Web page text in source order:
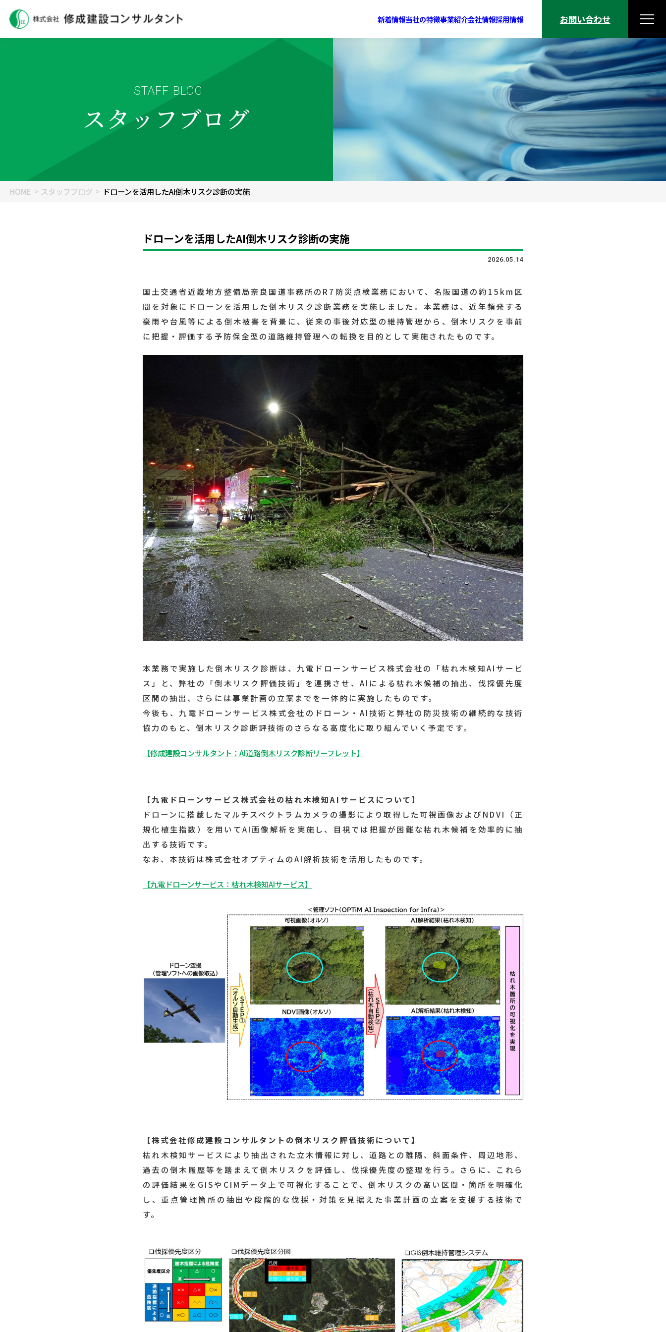
新着情報当社の特徴事業紹介会社情報採用情報 お問い合わせ
STAFF BLOG
スタッフブログ
HOME スタッフブログ ドローンを活用したAI倒木リスク診断の実施
ドローンを活用したAI倒木リスク診断の実施
2026.05.14
国土交通省近畿地方整備局奈良国道事務所のR7防災点検業務において、名阪国道の約15km区
間を対象にドローンを活用した倒木リスク診断業務を実施しました。本業務は、近年頻発する
豪雨や台風等による倒木被害を背景に、従来の事後対応型の維持管理から、倒木リスクを事前
に把握・評価する予防保全型の道路維持管理への転換を目的として実施されたものです。
本業務で実施した倒木リスク診断は、九電ドローンサービス株式会社の「枯れ木検知AIサービ
ス」と、弊社の「倒木リスク評価技術」を連携させ、AIによる枯れ木候補の抽出、伐採優先度
区間の抽出、さらには事業計画の立案までを一体的に実施したものです。
今後も、九電ドローンサービス株式会社のドローン・AI技術と弊社の防災技術の継続的な技術
協力のもと、倒木リスク診断評技術のさらなる高度化に取り組んでいく予定です。
【修成建設コンサルタント：AI道路倒木リスク診断リーフレット】
【九電ドローンサービス株式会社の枯れ木検知AIサービスについて】
ドローンに搭載したマルチスペクトラムカメラの撮影により取得した可視画像およびNDVI（正
規化植生指数）を用いてAI画像解析を実施し、目視では把握が困難な枯れ木候補を効率的に抽
出する技術です。
なお、本技術は株式会社オプティムのAI解析技術を活用したものです。
【九電ドローンサービス：枯れ木検知AIサービス】
【株式会社修成建設コンサルタントの倒木リスク評価技術について】
枯れ木検知サービスにより抽出された立木情報に対し、道路との離隔、斜面条件、周辺地形、
過去の倒木履歴等を踏まえて倒木リスクを評価し、伐採優先度の整理を行う。さらに、これら
の評価結果をGISやCIMデータ上で可視化することで、倒木リスクの高い区間・箇所を明確化
し、重点管理箇所の抽出や段階的な伐採・対策を見据えた事業計画の立案を支援する技術で
す。